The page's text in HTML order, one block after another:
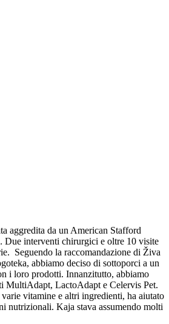
aggredita da un American Stafford
Due interventi chirurgici e oltre 10 visite
Seguendo la raccomandazione di Živa
abbiamo deciso di sottoporci a un
i loro prodotti. Innanzitutto, abbiamo
MultiAdapt, LactoAdapt e Celervis Pet.
vitamine e altri ingredienti, ha aiutato
nutrizionali. Kaja stava assumendo molti